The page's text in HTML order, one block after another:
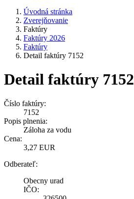
Úvodná stránka
Zverejňovanie
Faktúry
Faktúry 2026
Faktúry
Detail faktúry 7152
Detail faktúry 7152
Číslo faktúry:
7152
Popis plnenia:
Záloha za vodu
Cena:
3,27 EUR
Odberateľ:
Obecny urad
IČO: